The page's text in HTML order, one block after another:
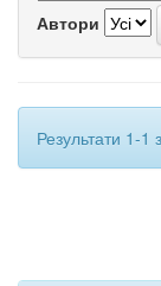
Автори
Результати 1-1